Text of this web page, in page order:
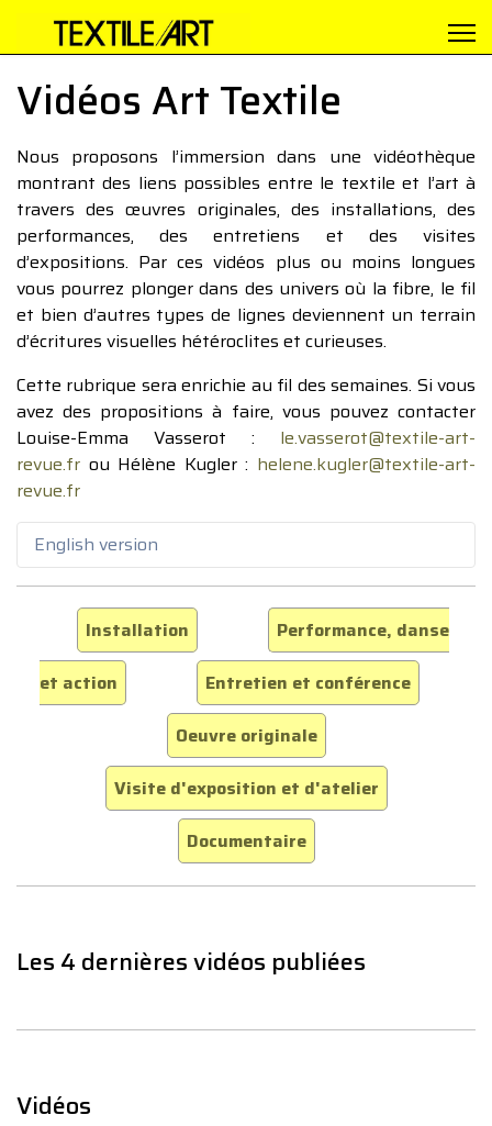
Vidéos Art Textile
Nous proposons l’immersion dans une vidéothèque
montrant des liens possibles entre le textile et l’art à
travers des œuvres originales, des installations, des
performances, des entretiens et des visites
d’expositions. Par ces vidéos plus ou moins longues
vous pourrez plonger dans des univers où la fibre, le fil
et bien d’autres types de lignes deviennent un terrain
d’écritures visuelles hétéroclites et curieuses.
Cette rubrique sera enrichie au fil des semaines. Si vous
avez des propositions à faire, vous pouvez contacter
Louise-Emma Vasserot : le.vasserot@textile-art-
revue.fr ou Hélène Kugler : helene.kugler@textile-art-
revue.fr
English version
Installation
Performance, danse
et action
Entretien et conférence
Oeuvre originale
Visite d'exposition et d'atelier
Documentaire
Les 4 dernières vidéos publiées
Vidéos